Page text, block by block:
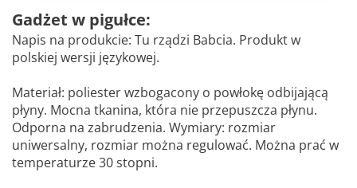
Gadżet w pigułce:
Napis na produkcie: Tu rządzi Babcia. Produkt w
polskiej wersji językowej.
Materiał: poliester wzbogacony o powłokę odbijającą
płyny. Mocna tkanina, która nie przepuszcza płynu.
Odporna na zabrudzenia. Wymiary: rozmiar
uniwersalny, rozmiar można regulować. Można prać w
temperaturze 30 stopni.